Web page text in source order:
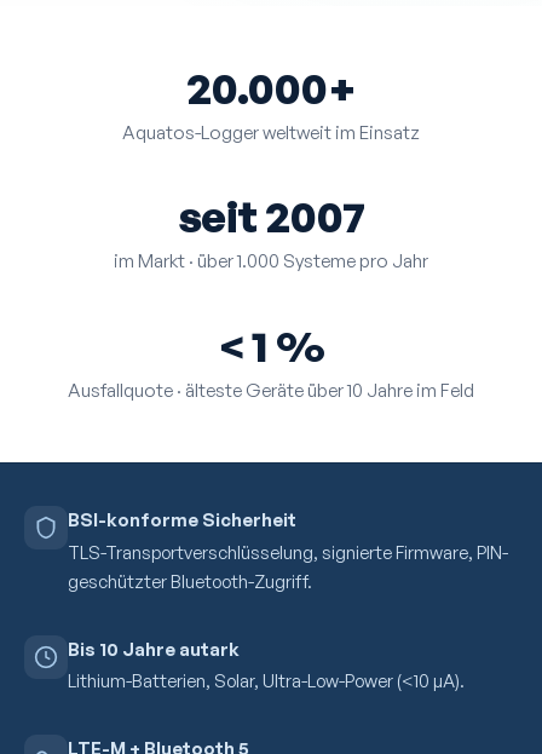
20.000+
Aquatos-Logger weltweit im Einsatz
seit 2007
im Markt · über 1.000 Systeme pro Jahr
< 1 %
Ausfallquote · älteste Geräte über 10 Jahre im Feld
BSI-konforme Sicherheit
TLS-Transportverschlüsselung, signierte Firmware, PIN-
geschützter Bluetooth-Zugriff.
Bis 10 Jahre autark
Lithium-Batterien, Solar, Ultra-Low-Power (<10 µA).
LTE-M + Bluetooth 5